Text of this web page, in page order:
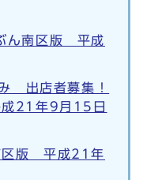
ん南区版 平成
出店者募集！
成21年9月15日
区版 平成21年